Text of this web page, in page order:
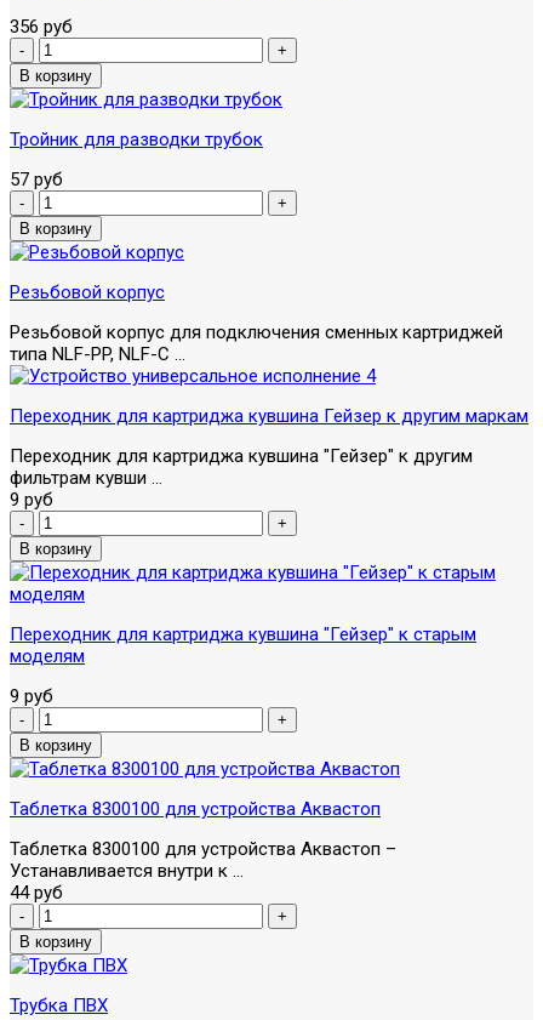
356 руб
Тройник для разводки трубок
57 руб
Резьбовой корпус
Резьбовой корпус для подключения сменных картриджей
типа NLF-PP, NLF-C ...
Переходник для картриджа кувшина Гейзер к другим маркам
Переходник для картриджа кувшина "Гейзер" к другим
фильтрам кувши ...
9 руб
Переходник для картриджа кувшина "Гейзер" к старым
моделям
9 руб
Таблетка 8300100 для устройства Аквастоп
Таблетка 8300100 для устройства Аквастоп –
Устанавливается внутри к ...
44 руб
Трубка ПВХ